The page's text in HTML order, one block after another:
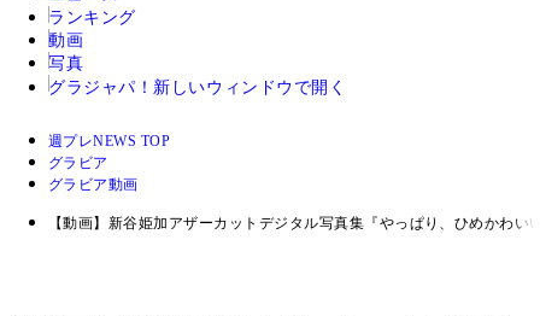
ランキング
動画
写真
グラジャパ！ 新しいウィンドウで開く
週プレNEWS TOP
グラビア
グラビア動画
【動画】新谷姫加アザーカットデジタル写真集『やっぱり、ひめかわい